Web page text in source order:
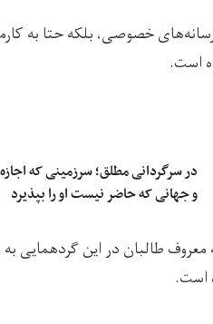
خصوصی، بلکه حتا به
است.
در سرگردانی مطلق؛ سرزمینی که
و جهانی که حاضر نیست او را بپذیرد
معروف طالبان در این گردهمایی
است.